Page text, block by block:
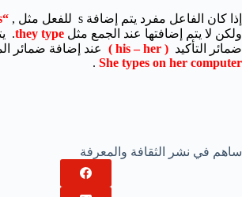
إذا كان الفاعل مفرد يتم إضافة s للفعل مثل , “she types
ولكن لا يتم إضافتها عند الجمع مثل they type
.
ضمائر التأكيد ( his – her )
عند إضافة ضمائر
She types on her computer
.
ساهم في نشر الثقافة والمعرفة